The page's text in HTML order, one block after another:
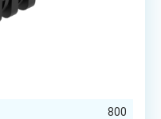
800